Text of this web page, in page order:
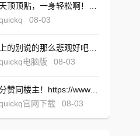
08-03
电脑版
08-03
十分赞同楼主！https://www.quickqxi.com/
官网下载
08-03